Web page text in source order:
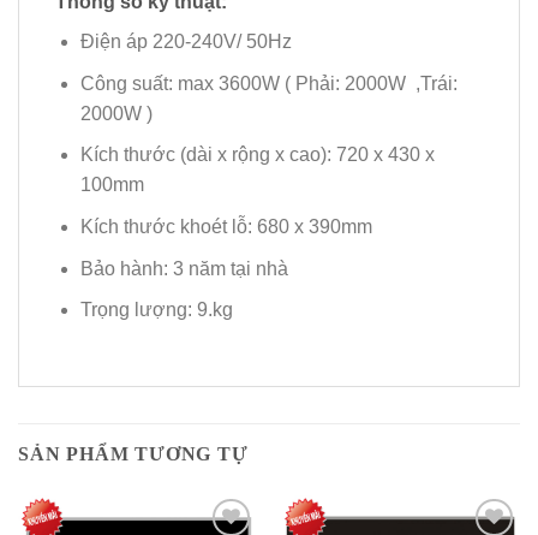
Điện áp 220-240V/ 50Hz
Công suất: max 3600W ( Phải: 2000W ,Trái:
2000W )
Kích thước (dài x rộng x cao): 720 x 430 x
100mm
Kích thước khoét lỗ: 680 x 390mm
Bảo hành: 3 năm tại nhà
Trọng lượng: 9.kg
SẢN PHẨM TƯƠNG TỰ